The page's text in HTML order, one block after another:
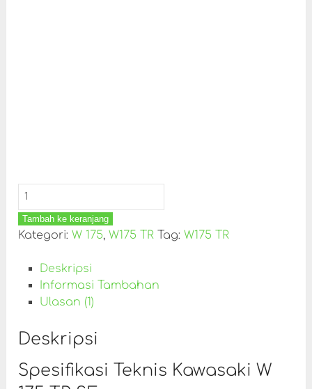
Tambah ke keranjang
Kategori:W 175,W175 TR Tag:W175 TR
Deskripsi
Informasi Tambahan
Ulasan (1)
Deskripsi
Spesifikasi Teknis Kawasaki W